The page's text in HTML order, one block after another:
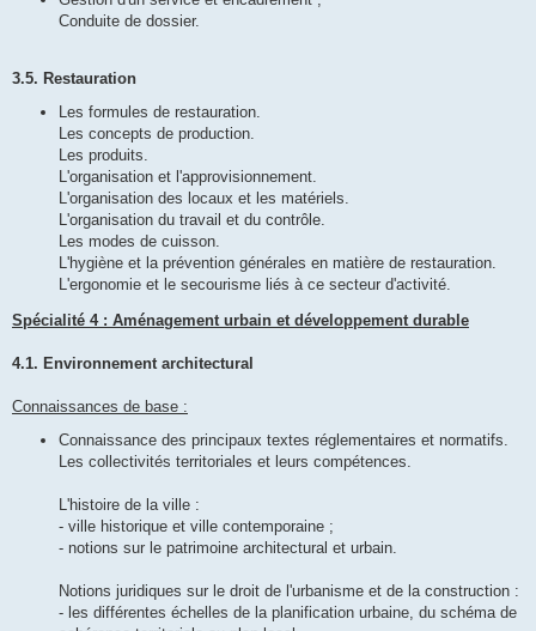
Conduite de dossier.
3.5. Restauration
Les formules de restauration.
Les concepts de production.
Les produits.
L'organisation et l'approvisionnement.
L'organisation des locaux et les matériels.
L'organisation du travail et du contrôle.
Les modes de cuisson.
L'hygiène et la prévention générales en matière de restauration.
L'ergonomie et le secourisme liés à ce secteur d'activité.
Spécialité 4 : Aménagement urbain et développement durable
4.1. Environnement architectural
Connaissances de base :
Connaissance des principaux textes réglementaires et normatifs.
Les collectivités territoriales et leurs compétences.
L'histoire de la ville :
- ville historique et ville contemporaine ;
- notions sur le patrimoine architectural et urbain.
Notions juridiques sur le droit de l'urbanisme et de la construction :
- les différentes échelles de la planification urbaine, du schéma de